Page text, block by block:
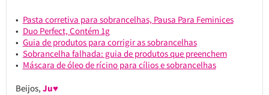
Pasta corretiva para sobrancelhas, Pausa Para Feminices
Duo Perfect, Contém 1g
Guia de produtos para corrigir as sobrancelhas
Sobrancelha falhada: guia de produtos que preenchem
Máscara de óleo de rícino para cílios e sobrancelhas
Beijos, Ju♥